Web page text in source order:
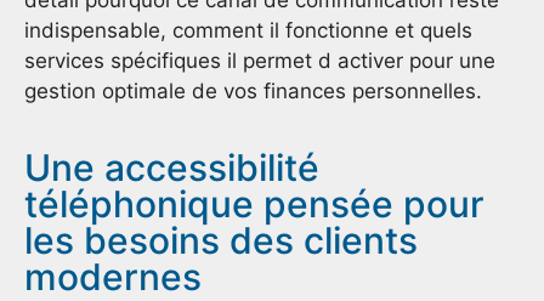
indispensable, comment il fonctionne et quels
services spécifiques il permet d activer pour une
gestion optimale de vos finances personnelles.
Une accessibilité
téléphonique pensée pour
les besoins des clients
modernes